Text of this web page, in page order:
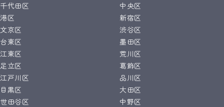
千代田区
中央区
港区
新宿区
文京区
渋谷区
台東区
墨田区
江東区
荒川区
足立区
葛飾区
江戸川区
品川区
目黒区
大田区
世田谷区
中野区